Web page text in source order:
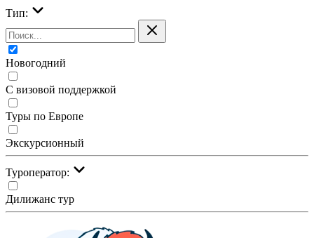
Тип:
Новогодний
С визовой поддержкой
Туры по Европе
Экскурсионный
Туроператор:
Дилижанс тур